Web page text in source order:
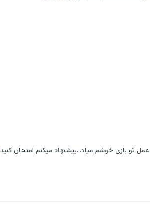
تو بازی خوشم میاد...پیشنهاد میکنم امتحان کنید